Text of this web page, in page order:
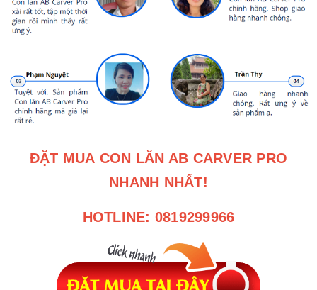
ĐẶT MUA CON LĂN AB CARVER PRO
NHANH NHẤT!
HOTLINE: 0819299966